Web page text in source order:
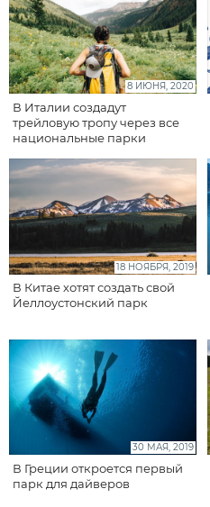
8 ИЮНЯ, 2020
В Италии создадут
трейловую тропу через все
национальные парки
18 НОЯБРЯ, 2019
В Китае хотят создать свой
Йеллоустонский парк
30 МАЯ, 2019
В Греции откроется первый
парк для дайверов